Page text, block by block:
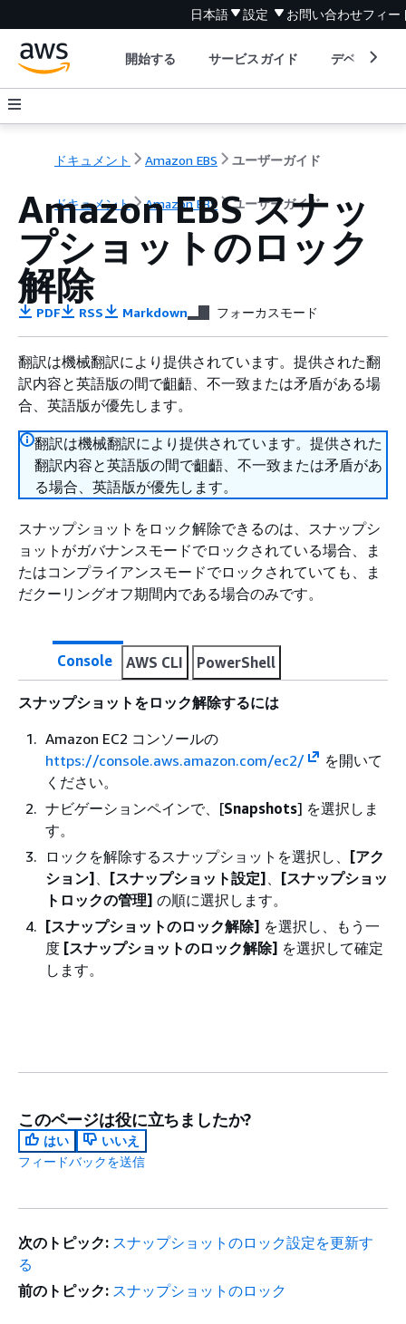
日本語 設定 お問い合わせフィー
開始する サービスガイド デベロッパ
ドキュメント Amazon EBS ユーザーガイド
ドキュメント Amazon EBS ユーザーガイド
Amazon EBS スナッ
プショットのロック
解除
PDF RSS Markdown フォーカスモード
翻訳は機械翻訳により提供されています。提供された翻
訳内容と英語版の間で齟齬、不一致または矛盾がある場
合、英語版が優先します。
翻訳は機械翻訳により提供されています。提供された
翻訳内容と英語版の間で齟齬、不一致または矛盾があ
る場合、英語版が優先します。
スナップショットをロック解除できるのは、スナップシ
ョットがガバナンスモードでロックされている場合、ま
たはコンプライアンスモードでロックされていても、ま
だクーリングオフ期間内である場合のみです。
Console AWS CLI PowerShell
スナップショットをロック解除するには
Amazon EC2 コンソールの
https://console.aws.amazon.com/ec2/
を開いて
ください。
ナビゲーションペインで、[Snapshots] を選択しま
す。
ロックを解除するスナップショットを選択し、
[アク
ション] 、 [スナップショット設定] 、
[スナップショッ
トロックの管理] の順に選択します。
[スナップショットのロック解除] を選択し、もう一
度 [スナップショットのロック解除] を選択して確定
します。
このページは役に立ちましたか?
はい
いいえ
フィードバックを送信
次のトピック: スナップショットのロック設定を更新す
る
前のトピック: スナップショットのロック